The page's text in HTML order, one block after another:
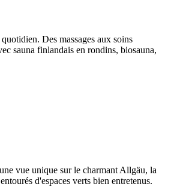
Des massages aux soins
sauna finlandais en rondins, biosauna,
vue unique sur le charmant Allgäu, la
d'espaces verts bien entretenus.